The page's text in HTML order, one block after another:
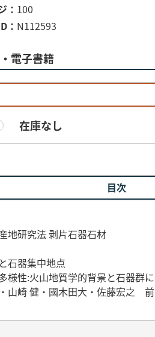
100
N112593
電子書籍
在庫なし
目次
地研究法 剥片石器石材
石器集中地点
様性:火山地質学的背景と石器群
崎 健・國木田大・佐藤宏之